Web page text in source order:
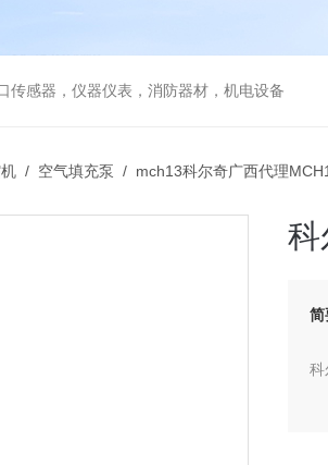
传感器，仪器仪表，消防器材，机电设备
/ 空气填充泵 / mch13科尔奇广西代理
科
简
科